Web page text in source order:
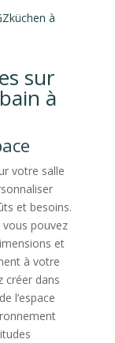
à
sur
à
votre salle
et besoins.
pouvez
et
à votre
créer dans
l’espace